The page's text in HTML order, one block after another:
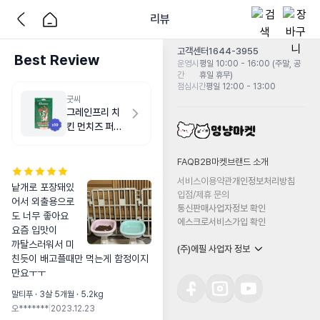
리뷰
Best Review
굿씨
그레인프리 치
킨 먼치즈 퍼피
낱개로 포장돼있
어서 외출용으로
도 너무 좋아요
요즘 입맛이
까탈스러워서 미
친듯이 배고플때만 먹는게 함정이지
만요ㅜㅜ
말티푸 · 3살 5개월 · 5.2kg
오******* 2023.12.23
고객센터1644-3955
운영시
간
평일 10:00 - 16:00 (주말, 공
휴일 휴무)
점심시간평일 12:00 - 13:00
FAQB2B마켓 브랜드 소개
서비스이용약관개인정보처리방침
입점/제휴 문의
통신판매사업자정보 확인
에스크로서비스가입 확인
(주)에필 사업자 정보